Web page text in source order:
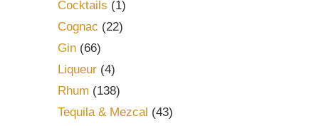
Cocktails (1)
Cognac (22)
Gin (66)
Liqueur (4)
Rhum (138)
Tequila & Mezcal (43)